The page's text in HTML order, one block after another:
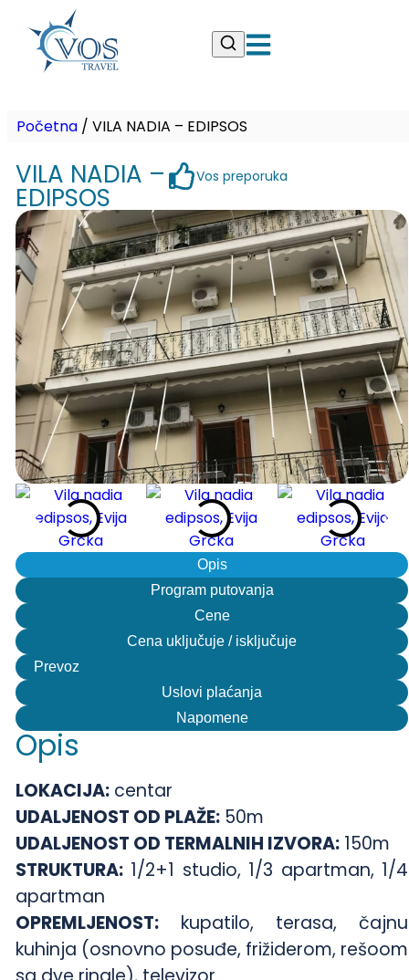
Početna / VILA NADIA – EDIPSOS
VILA NADIA –
EDIPSOS
Vos preporuka
Opis
Program putovanja
Cene
Cena uključuje / isključuje
Prevoz
Uslovi plaćanja
Napomene
Opis
LOKACIJA:centar
UDALJENOST OD PLAŽE:50m
UDALJENOST OD TERMALNIH IZVORA:150m
STRUKTURA:1/2+1 studio, 1/3 apartman, 1/4
apartman
OPREMLJENOST:kupatilo, terasa, čajnu
kuhinja (osnovno posuđe, frižiderom, rešoom